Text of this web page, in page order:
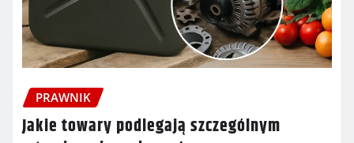
PRAWNIK
Jakie towary podlegają szczególnym